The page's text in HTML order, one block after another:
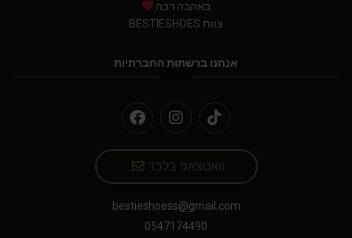
באהבה רבה
צוות BESTIESHOES
אנחנו ברשתות החברתיות
וואטצאפ בלבד
bestieshoess@gmail.com
0547174490